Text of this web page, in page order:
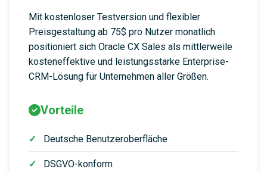
Mit kostenloser Testversion und flexibler
Preisgestaltung ab 75$ pro Nutzer monatlich
positioniert sich Oracle CX Sales als mittlerweile
kosteneffektive und leistungsstarke Enterprise-
CRM-Lösung für Unternehmen aller Größen.
Vorteile
Deutsche Benutzeroberfläche
DSGVO-konform